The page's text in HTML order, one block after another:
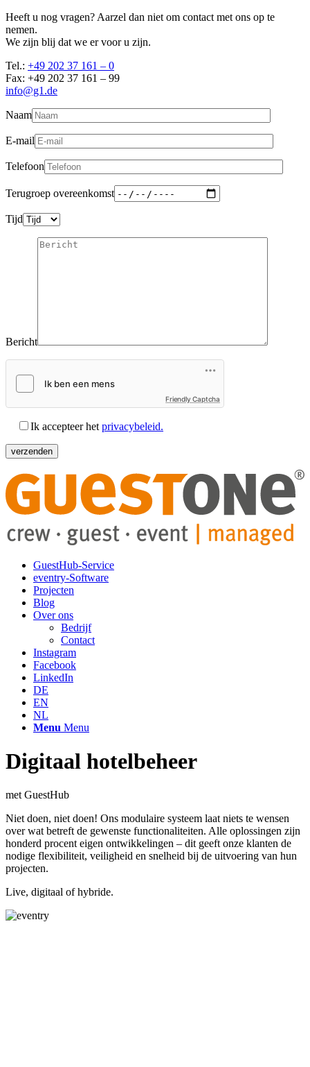
Heeft u nog vragen? Aarzel dan niet om contact met ons op te
nemen.
We zijn blij dat we er voor u zijn.
Tel.: +49 202 37 161 – 0
Fax: +49 202 37 161 – 99
info@g1.de
Naam
E-mail
Telefoon
Terugroep overeenkomst
Tijd
Bericht
Friendly Captcha
Ik accepteer het privacybeleid.
GuestHub-Service
eventry-Software
Projecten
Blog
Over ons
Bedrijf
Contact
Instagram
Facebook
LinkedIn
DE
EN
NL
Menu Menu
Digitaal hotelbeheer
met GuestHub
Niet doen, niet doen! Ons modulaire systeem laat niets te wensen
over wat betreft de gewenste functionaliteiten. Alle oplossingen zijn
honderd procent eigen ontwikkelingen – dit geeft onze klanten de
nodige flexibiliteit, veiligheid en snelheid bij de uitvoering van hun
projecten.
Live, digitaal of hybride.